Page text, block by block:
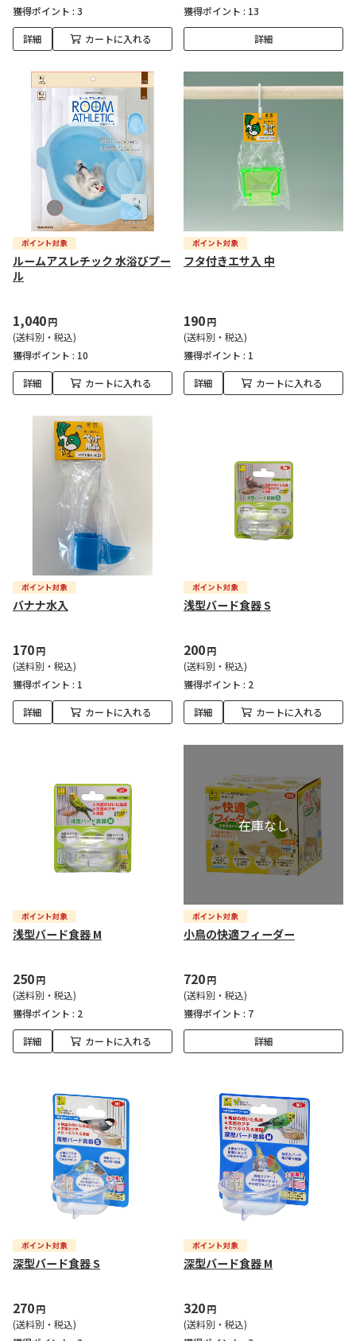
獲得ポイント : 3
詳細 カートに入れる
獲得ポイント : 13
詳細
ルームアスレチック 水浴びプー
ル
1,040円
(送料別・税込)
獲得ポイント : 10
詳細 カートに入れる
フタ付きエサ入 中
190円
(送料別・税込)
獲得ポイント : 1
詳細 カートに入れる
バナナ水入
170円
(送料別・税込)
獲得ポイント : 1
詳細 カートに入れる
浅型バード食器 S
200円
(送料別・税込)
獲得ポイント : 2
詳細 カートに入れる
浅型バード食器 M
250円
(送料別・税込)
獲得ポイント : 2
詳細 カートに入れる
小鳥の快適フィーダー
720円
(送料別・税込)
獲得ポイント : 7
詳細
深型バード食器 S
270円
(送料別・税込)
深型バード食器 M
320円
(送料別・税込)